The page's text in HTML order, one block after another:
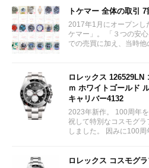
トケマー 全体の取引
2017年1月にオープンし
ケマー」。 「３つの安
での売買に加え、当時
ロレックス 126529LN
ｍ ホワイトゴールド
キャリバー4132
2023年新作。 100周年
祝して特別なコスモグ
しました。 因みに100
ロレックス コスモグ